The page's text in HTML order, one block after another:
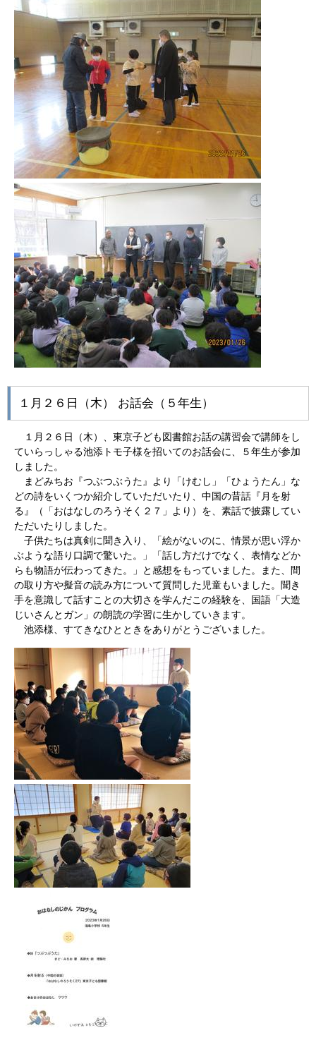
１月２６日（木） お話会（５年生）
１月２６日（木）、東京子ども図書館お話の講習会で講師をし
ていらっしゃる池添トモ子様を招いてのお話会に、５年生が参加
しました。
まどみちお『つぶつぶうた』より「けむし」「ひょうたん」な
どの詩をいくつか紹介していただいたり、中国の昔話『月を射
る』（「おはなしのろうそく２７」より）を、素話で披露してい
ただいたりしました。
子供たちは真剣に聞き入り、「絵がないのに、情景が思い浮か
ぶような語り口調で驚いた。」「話し方だけでなく、表情などか
らも物語が伝わってきた。」と感想をもっていました。また、間
の取り方や擬音の読み方について質問した児童もいました。聞き
手を意識して話すことの大切さを学んだこの経験を、国語「大造
じいさんとガン」の朗読の学習に生かしていきます。
池添様、すてきなひとときをありがとうございました。